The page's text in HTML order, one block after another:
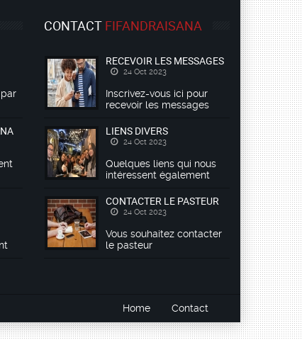
CONTACTFIFANDRAISANA
RECEVOIR LES MESSAGES
24 Oct 2023
Inscrivez-vous ici pour
recevoir les messages
LIENS DIVERS
24 Oct 2023
Quelques liens qui nous
intéressent également
CONTACTER LE PASTEUR
24 Oct 2023
Vous souhaitez contacter
le pasteur
Home Contact